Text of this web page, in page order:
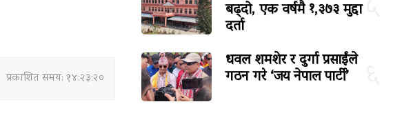
प्रकाशित समय: १४:२३:२०
५
बढ्दो, एक वर्षमै १,३७३ मुद्दा
दर्ता
धवल शमशेर र दुर्गा प्रसाईंले
गठन गरे ‘जय नेपाल पार्टी’